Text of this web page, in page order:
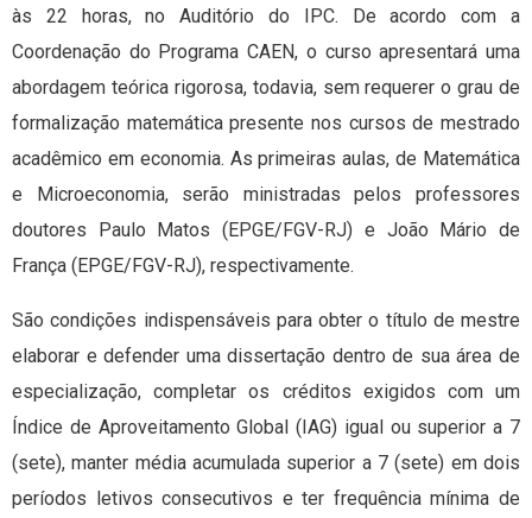
às 22 horas, no Auditório do IPC. De acordo com a
Coordenação do Programa CAEN, o curso apresentará uma
abordagem teórica rigorosa, todavia, sem requerer o grau de
formalização matemática presente nos cursos de mestrado
acadêmico em economia. As primeiras aulas, de Matemática
e Microeconomia, serão ministradas pelos professores
doutores Paulo Matos (EPGE/FGV-RJ) e João Mário de
França (EPGE/FGV-RJ), respectivamente.
São condições indispensáveis para obter o título de mestre
elaborar e defender uma dissertação dentro de sua área de
especialização, completar os créditos exigidos com um
Índice de Aproveitamento Global (IAG) igual ou superior a 7
(sete), manter média acumulada superior a 7 (sete) em dois
períodos letivos consecutivos e ter frequência mínima de